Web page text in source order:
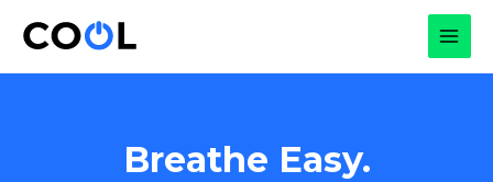
Breathe Easy.